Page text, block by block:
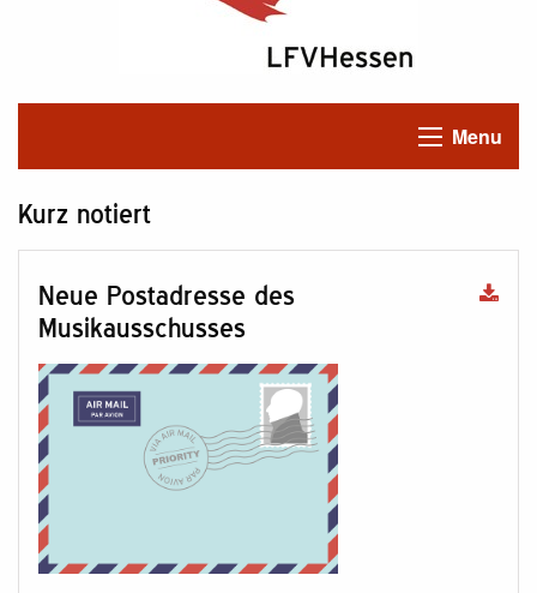
Menu
Kurz notiert
Neue Postadresse des
Musikausschusses